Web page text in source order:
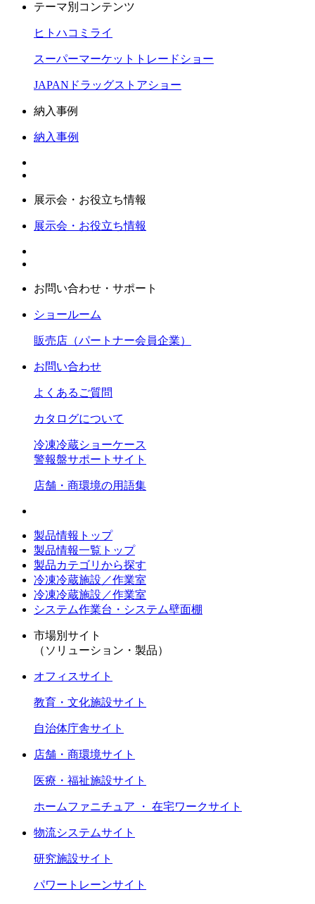
テーマ別コンテンツ
ヒトハコミライ
スーパーマーケットトレードショー
JAPANドラッグストアショー
納入事例
納入事例
展示会・お役立ち情報
展示会・お役立ち情報
お問い合わせ・サポート
ショールーム
販売店（パートナー会員企業）
お問い合わせ
よくあるご質問
カタログについて
冷凍冷蔵ショーケース
警報盤サポートサイト
店舗・商環境の用語集
製品情報トップ
製品情報一覧トップ
製品カテゴリから探す
冷凍冷蔵施設／作業室
冷凍冷蔵施設／作業室
システム作業台・システム壁面棚
市場別サイト
（ソリューション・製品）
オフィスサイト
教育・文化施設サイト
自治体庁舎サイト
店舗・商環境サイト
医療・福祉施設サイト
ホームファニチュア ・ 在宅ワークサイト
物流システムサイト
研究施設サイト
パワートレーンサイト